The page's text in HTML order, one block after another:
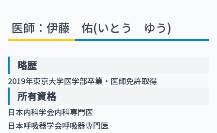
医師：伊藤 佑(いとう ゆう)
略歴
2019年東京大学医学部卒業・医師免許取得
所有資格
日本内科学会内科専門医
日本呼吸器学会呼吸器専門医